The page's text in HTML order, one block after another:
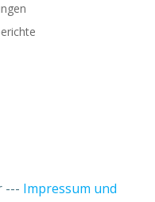
--- Impressum und